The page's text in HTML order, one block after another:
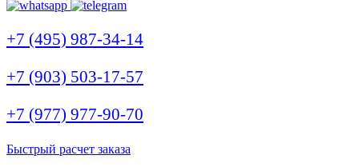
+7 (495) 987-34-14
+7 (903) 503-17-57
+7 (977) 977-90-70
Быстрый расчет заказа